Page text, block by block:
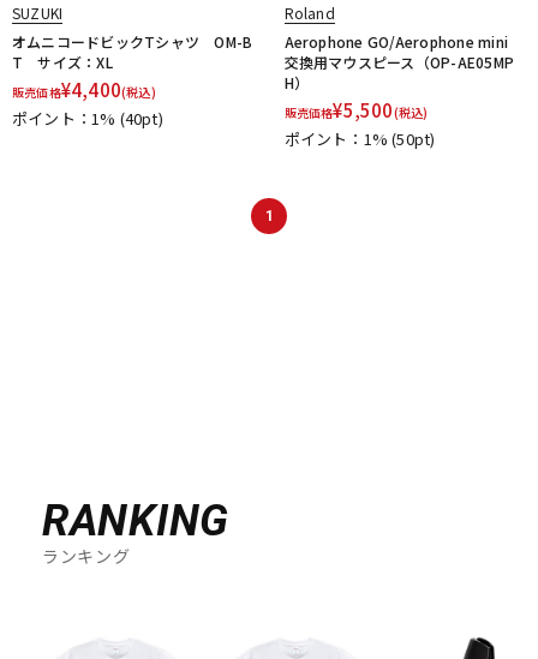
SUZUKI
オムニコードビックTシャツ OM-B
T サイズ：XL
販売価格¥4,400(税込)
ポイント：1% (40pt)
Roland
Aerophone GO/Aerophone mini
交換用マウスピース（OP-AE05MP
H）
販売価格¥5,500(税込)
ポイント：1%(50pt)
1
RANKING
ランキング